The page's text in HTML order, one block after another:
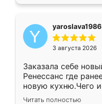
yaroslava1986
3 августа 2026
Заказала себе
Ренессанс где
новую кухню.Чего
вполне довольна.
Читать полностью